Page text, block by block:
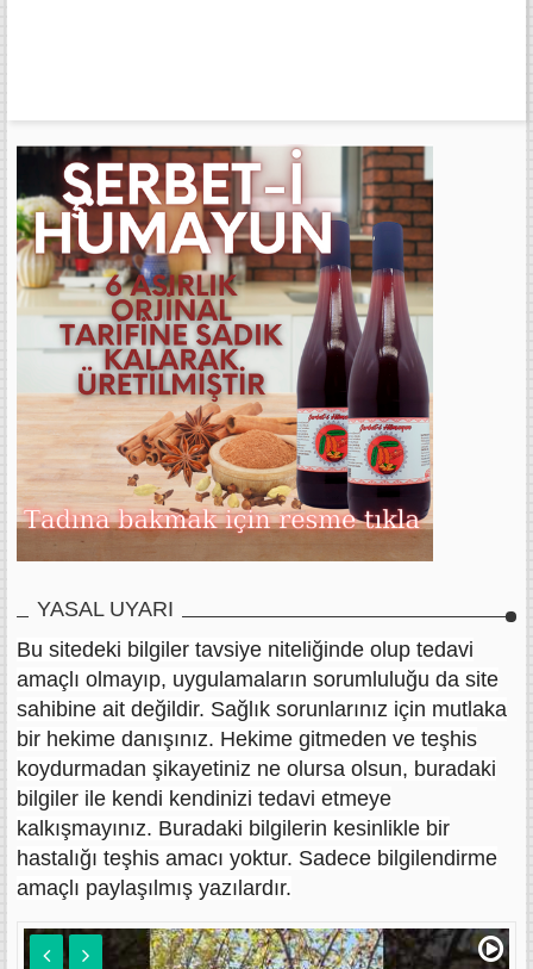
YASAL UYARI
Bu sitedeki bilgiler tavsiye niteliğinde olup tedavi
amaçlı olmayıp, uygulamaların sorumluluğu da site
sahibine ait değildir. Sağlık sorunlarınız için mutlaka
bir hekime danışınız. Hekime gitmeden ve teşhis
koydurmadan şikayetiniz ne olursa olsun, buradaki
bilgiler ile kendi kendinizi tedavi etmeye
kalkışmayınız. Buradaki bilgilerin kesinlikle bir
hastalığı teşhis amacı yoktur. Sadece bilgilendirme
amaçlı paylaşılmış yazılardır.